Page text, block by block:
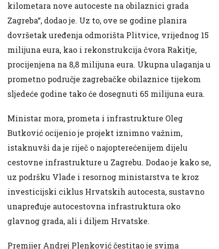
kilometara nove autoceste na obilaznici grada
Zagreba“, dodao je. Uz to, ove se godine planira
dovršetak uređenja odmorišta Plitvice, vrijednog 15
milijuna eura, kao i rekonstrukcija čvora Rakitje,
procijenjena na 8,8 milijuna eura. Ukupna ulaganja u
prometno područje zagrebačke obilaznice tijekom
sljedeće godine tako će dosegnuti 65 milijuna eura.
Ministar mora, prometa i infrastrukture Oleg
Butković ocijenio je projekt iznimno važnim,
istaknuvši da je riječ o najopterećenijem dijelu
cestovne infrastrukture u Zagrebu. Dodao je kako se,
uz podršku Vlade i resornog ministarstva te kroz
investicijski ciklus Hrvatskih autocesta, sustavno
unapređuje autocestovna infrastruktura oko
glavnog grada, ali i diljem Hrvatske.
Premijer Andrej Plenković čestitao je svima